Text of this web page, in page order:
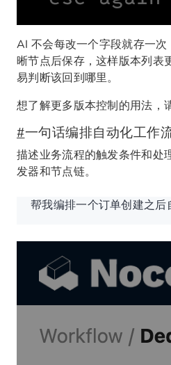
AI 不会每改一个字段就存一
晰节点后保存，这样版本列表
易判断该回到哪里。
想了解更多版本控制的用法，
#一句话编排自动化工作
描述业务流程的触发条件和处
发器和节点链。
帮我编排一个订单创建之后